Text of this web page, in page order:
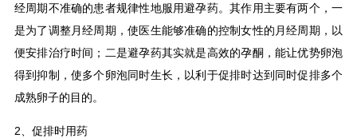
经周期不准确的患者规律性地服用避孕药。其作用主要有两个，一
是为了调整月经周期，使医生能够准确的控制女性的月经周期，以
便安排治疗时间；二是避孕药其实就是高效的孕酮，能让优势卵泡
得到抑制，使多个卵泡同时生长，以利于促排时达到同时促排多个
成熟卵子的目的。
2、促排时用药